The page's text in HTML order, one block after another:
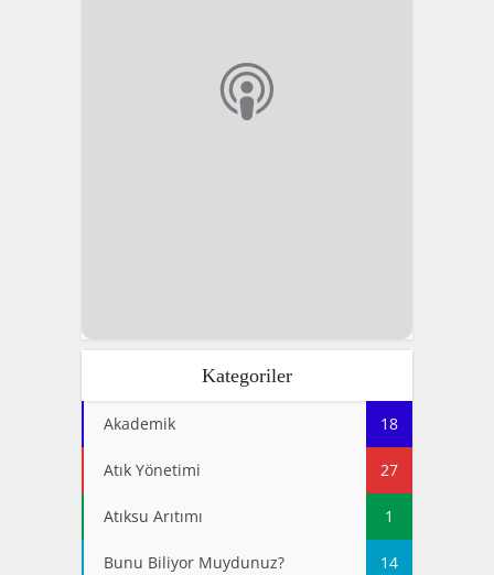
Kategoriler
Akademik 18
Atık Yönetimi 27
Atıksu Arıtımı 1
Bunu Biliyor Muydunuz? 14